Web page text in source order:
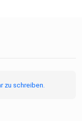
zu schreiben.